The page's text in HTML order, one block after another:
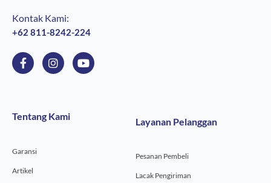
Kontak Kami:
+62 811-8242-224
F
a
o
o
f
I
n
g
r
Y
o
Tentang Kami
Garansi
Artikel
Layanan Pelanggan
Pesanan Pembeli
Lacak Pengiriman